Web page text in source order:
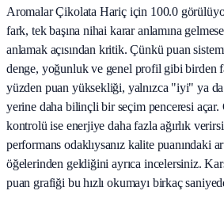
Aromalar Çikolata Hariç için 100.0
fark, tek başına nihai karar anlamına
anlamak açısından kritik. Çünkü puan
denge, yoğunluk ve genel profil gibi birden
yüzden puan yüksekliği, yalnızca "iyi" ya
yerine daha bilinçli bir seçim penceresi
kontrolü ise enerjiye daha fazla ağırlık
performans odaklıysanız kalite puanındaki
öğelerinden geldiğini ayrıca incelersiniz.
puan grafiği bu hızlı okumayı birkaç